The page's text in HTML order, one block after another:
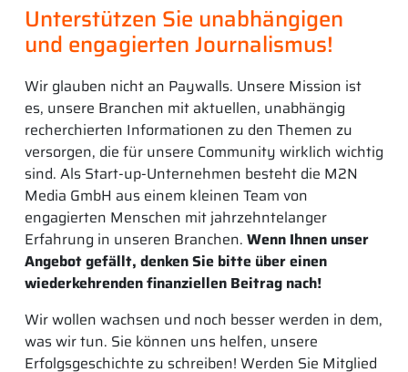
Unterstützen Sie unabhängigen
und engagierten Journalismus!
Wir glauben nicht an Paywalls. Unsere Mission ist
es, unsere Branchen mit aktuellen, unabhängig
recherchierten Informationen zu den Themen zu
versorgen, die für unsere Community wirklich wichtig
sind. Als Start-up-Unternehmen besteht die M2N
Media GmbH aus einem kleinen Team von
engagierten Menschen mit jahrzehntelanger
Erfahrung in unseren Branchen. Wenn Ihnen unser
Angebot gefällt, denken Sie bitte über einen
wiederkehrenden finanziellen Beitrag nach!
Wir wollen wachsen und noch besser werden in dem,
was wir tun. Sie können uns helfen, unsere
Erfolgsgeschichte zu schreiben! Werden Sie Mitglied